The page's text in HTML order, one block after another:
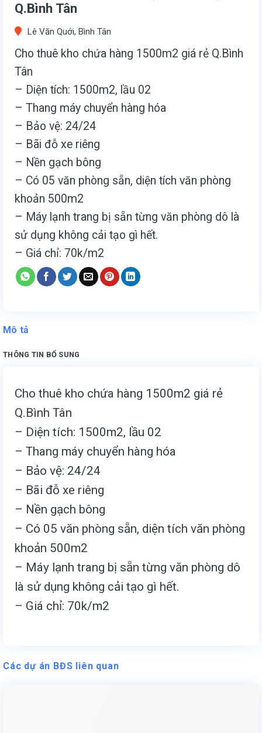
Q.Bình Tân
Lê Văn Quới, Bình Tân
Cho thuê kho chứa hàng 1500m2 giá rẻ Q.Bình
Tân
– Diện tích: 1500m2, lầu 02
– Thang máy chuyển hàng hóa
– Bảo vệ: 24/24
– Bãi đỗ xe riêng
– Nền gạch bông
– Có 05 văn phòng sẵn, diện tích văn phòng
khoản 500m2
– Máy lạnh trang bị sẵn từng văn phòng dô là
sử dụng không cải tạo gì hết.
– Giá chỉ: 70k/m2
Mô tả
THÔNG TIN BỔ SUNG
Cho thuê kho chứa hàng 1500m2 giá rẻ
Q.Bình Tân
– Diện tích: 1500m2, lầu 02
– Thang máy chuyển hàng hóa
– Bảo vệ: 24/24
– Bãi đỗ xe riêng
– Nền gạch bông
– Có 05 văn phòng sẵn, diện tích văn phòng
khoản 500m2
– Máy lạnh trang bị sẵn từng văn phòng dô
là sử dụng không cải tạo gì hết.
– Giá chỉ: 70k/m2
Các dự án BĐS liên quan